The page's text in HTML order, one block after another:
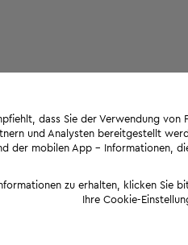
dass Sie der Verwendung
und Analysten bereitgestellt
der mobilen App - Informationen,
zu erhalten, klicken Sie
Ihre Cookie-